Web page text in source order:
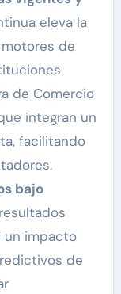
eleva la
de
de Comercio
integran un
facilitando
bajo
un impacto
de